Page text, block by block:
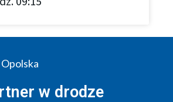
w drodze